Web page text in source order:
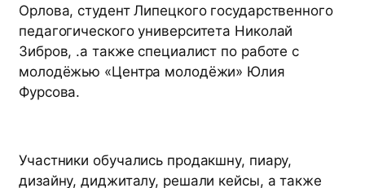
Орлова, студент Липецкого государственного
педагогического университета Николай
Зибров, .а также специалист по работе с
молодёжью «Центра молодёжи» Юлия
Фурсова.
Участники обучались продакшну, пиару,
дизайну, диджиталу, решали кейсы, а также